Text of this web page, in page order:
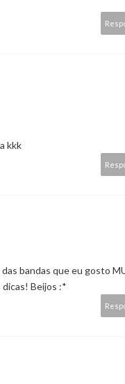
kkk
bandas que eu gosto
Beijos :*